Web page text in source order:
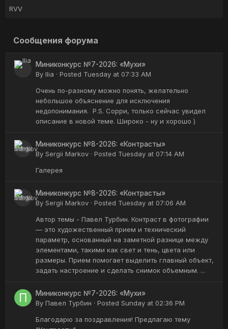
RVV
Сообщения форума
Миниконкурс №7-2026: «Мухи»
By Ilia · Posted Tuesday at 07:33 AM
Очень по-разному можно понять, желательно
небольшое объяснение для исключения
недопонимания. P.S. Сорри, только сейчас увидел
описание в новой теме. Широко - ну и хорошо )
Миниконкурс №8-2026: «Контрасты»
By Sergii Markov · Posted Tuesday at 07:14 AM
Галерея
Миниконкурс №8-2026: «Контрасты»
By Sergii Markov · Posted Tuesday at 07:06 AM
Автор темы - Павел Турбин. Контраст в фотографии
— это художественный прием и технический
параметр, основанный на заметной разнице между
элементами, такими как свет и тень, цвета или
размеры. Прием помогает выделить главный объект,
задать настроение и сделать снимок объемным. ...
Миниконкурс №7-2026: «Мухи»
By Павел Турбин · Posted Sunday at 02:36 PM
Благодарю за поздравления! Предлагаю тему